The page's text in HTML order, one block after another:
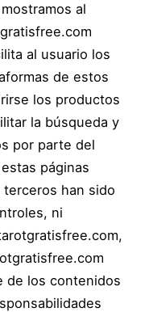
al
al usuario los
de estos
los productos
la búsqueda y
por parte del
páginas
han sido
ni
de los contenidos